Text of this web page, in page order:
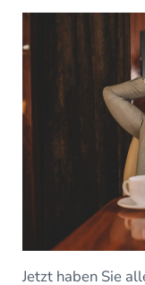
Jetzt haben Sie